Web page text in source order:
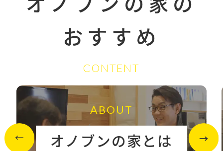
おすすめ
CONTENT
ABOUT
オノブンの家とは